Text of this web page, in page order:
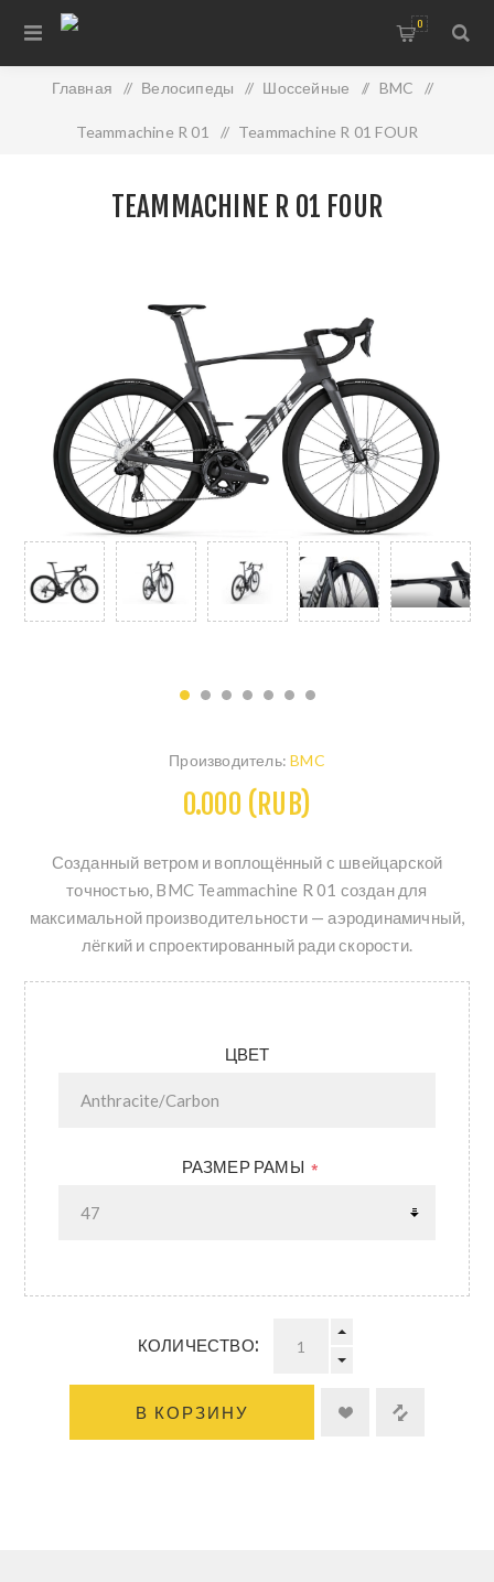
0
Главная / Велосипеды / Шоссейные / BMC /
Teammachine R 01 / Teammachine R 01 FOUR
TEAMMACHINE R 01 FOUR
Производитель: BMC
0.000 (RUB)
Созданный ветром и воплощённый с швейцарской
точностью, BMC Teammachine R 01 создан для
максимальной производительности — аэродинамичный,
лёгкий и спроектированный ради скорости.
ЦВЕТ
РАЗМЕР РАМЫ *
КОЛИЧЕСТВО:
В КОРЗИНУ